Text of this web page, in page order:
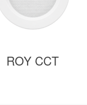
ROY CCT